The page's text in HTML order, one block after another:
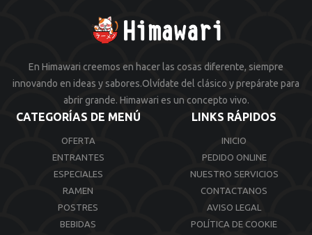
En Himawari creemos en hacer las cosas diferente, siempre
innovando en ideas y sabores.Olvídate del clásico y prepárate para
abrir grande. Himawari es un concepto vivo.
CATEGORÍAS DE MENÚ
OFERTA
ENTRANTES
ESPECIALES
RAMEN
POSTRES
BEBIDAS
LINKS RÁPIDOS
INICIO
PEDIDO ONLINE
NUESTRO SERVICIOS
CONTACTANOS
AVISO LEGAL
POLÍTICA DE COOKIE